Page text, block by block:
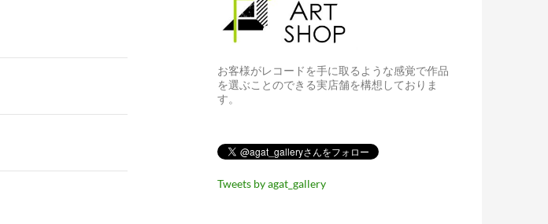
お客様がレコードを手に取るような感覚で作品
を選ぶことのできる実店舗を構想しておりま
す。
Tweets by agat_gallery